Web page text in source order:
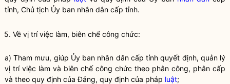
tỉnh, Chủ tịch Ủy ban nhân dân cấp tỉnh.
5. Về vị trí việc làm, biên chế công chức:
a) Tham mưu, giúp Ủy ban nhân dân cấp tỉnh quyết định, quản lý
vị trí việc làm và biên chế công chức theo phân công, phân cấp
và theo quy định của Đảng, quy định của pháp luật;